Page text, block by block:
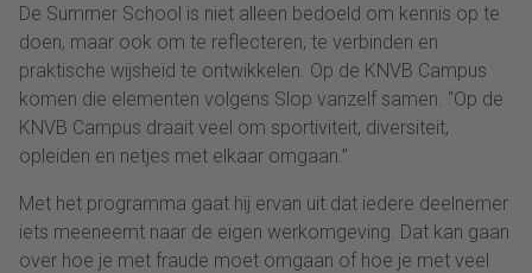
De Summer School is niet alleen bedoeld om kennis op te
doen, maar ook om te reflecteren, te verbinden en
praktische wijsheid te ontwikkelen. Op de KNVB Campus
komen die elementen volgens Slop vanzelf samen. “Op de
KNVB Campus draait veel om sportiviteit, diversiteit,
opleiden en netjes met elkaar omgaan.”
Met het programma gaat hij ervan uit dat iedere deelnemer
iets meeneemt naar de eigen werkomgeving. Dat kan gaan
over hoe je met fraude moet omgaan of hoe je met veel